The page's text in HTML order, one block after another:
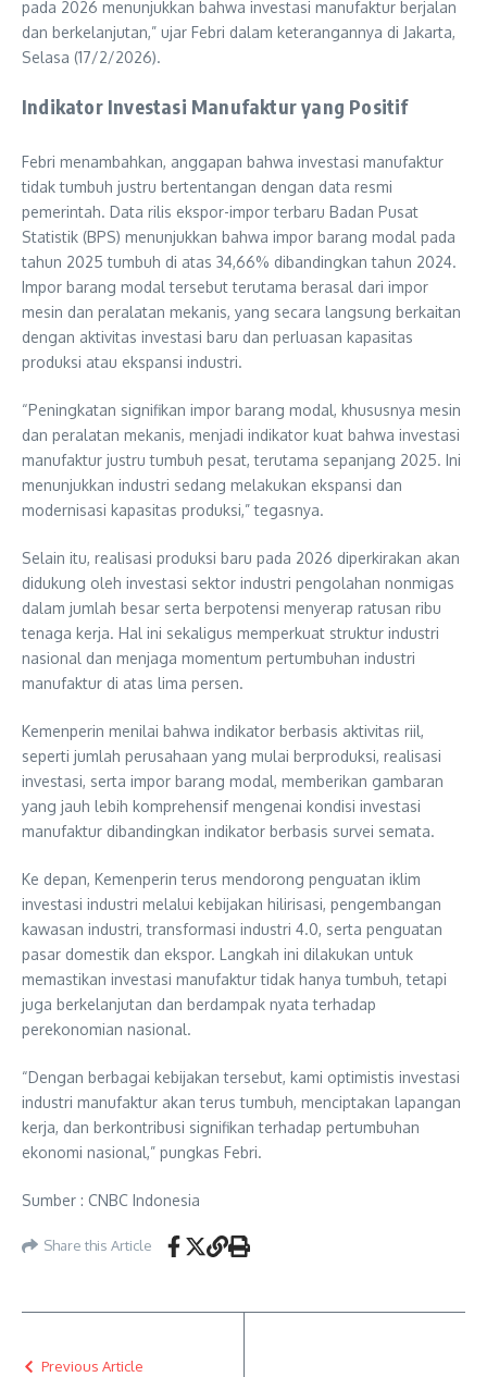
pada 2026 menunjukkan bahwa investasi manufaktur berjalan
dan berkelanjutan,” ujar Febri dalam keterangannya di Jakarta,
Selasa (17/2/2026).
Indikator Investasi Manufaktur yang Positif
Febri menambahkan, anggapan bahwa investasi manufaktur
tidak tumbuh justru bertentangan dengan data resmi
pemerintah. Data rilis ekspor-impor terbaru Badan Pusat
Statistik (BPS) menunjukkan bahwa impor barang modal pada
tahun 2025 tumbuh di atas 34,66% dibandingkan tahun 2024.
Impor barang modal tersebut terutama berasal dari impor
mesin dan peralatan mekanis, yang secara langsung berkaitan
dengan aktivitas investasi baru dan perluasan kapasitas
produksi atau ekspansi industri.
“Peningkatan signifikan impor barang modal, khususnya mesin
dan peralatan mekanis, menjadi indikator kuat bahwa investasi
manufaktur justru tumbuh pesat, terutama sepanjang 2025. Ini
menunjukkan industri sedang melakukan ekspansi dan
modernisasi kapasitas produksi,” tegasnya.
Selain itu, realisasi produksi baru pada 2026 diperkirakan akan
didukung oleh investasi sektor industri pengolahan nonmigas
dalam jumlah besar serta berpotensi menyerap ratusan ribu
tenaga kerja. Hal ini sekaligus memperkuat struktur industri
nasional dan menjaga momentum pertumbuhan industri
manufaktur di atas lima persen.
Kemenperin menilai bahwa indikator berbasis aktivitas riil,
seperti jumlah perusahaan yang mulai berproduksi, realisasi
investasi, serta impor barang modal, memberikan gambaran
yang jauh lebih komprehensif mengenai kondisi investasi
manufaktur dibandingkan indikator berbasis survei semata.
Ke depan, Kemenperin terus mendorong penguatan iklim
investasi industri melalui kebijakan hilirisasi, pengembangan
kawasan industri, transformasi industri 4.0, serta penguatan
pasar domestik dan ekspor. Langkah ini dilakukan untuk
memastikan investasi manufaktur tidak hanya tumbuh, tetapi
juga berkelanjutan dan berdampak nyata terhadap
perekonomian nasional.
“Dengan berbagai kebijakan tersebut, kami optimistis investasi
industri manufaktur akan terus tumbuh, menciptakan lapangan
kerja, dan berkontribusi signifikan terhadap pertumbuhan
ekonomi nasional,” pungkas Febri.
Sumber : CNBC Indonesia
Share this Article
Previous Article